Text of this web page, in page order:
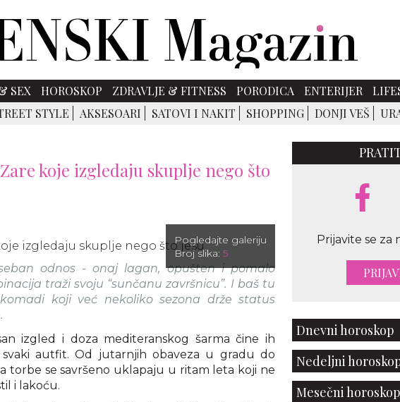
SEX HOROSKOP ZDRAVLJE & FITNESS PORODICA ENTERIJER
STYLE AKSESOARI SATOVI I NAKIT SHOPPING DONJI VEŠ
koje izgledaju skuplje nego što
Pogledajte galeriju
Broj slika: 5
odnos - onaj lagan, opušten i pomalo
traži svoju “sunčanu završnicu”. I baš tu
koji već nekoliko sezona drže status
izgled i doza mediteranskog šarma čine ih
autfit. Od jutarnjih obaveza u gradu do
torbe se savršeno uklapaju u ritam leta koji ne
i lakoću.
Prijavite se za
Dnevni horoskop
Nedeljni
Mesečni horoskop